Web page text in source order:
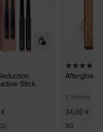
Stick
Afterglow
2 Teintes
34,00 €
3G